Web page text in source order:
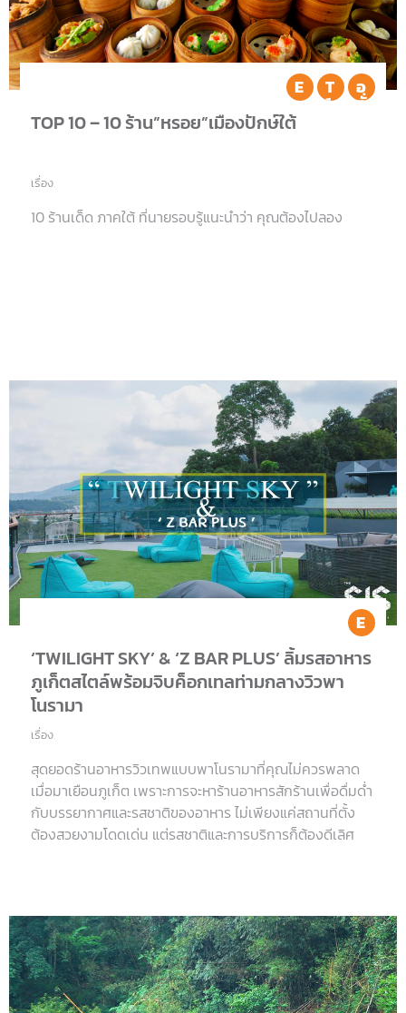
EatTOP
10
อ
ทั่ว
TOP 10 – 10 ร้าน”หรอย”เมืองปักษ์ใต้
เรื่อง
10 ร้านเด็ด ภาคใต้ ที่นายรอบรู้แนะนำว่า คุณต้องไปลอง
‘TWILIGHT SKY’ & ‘Z BAR PLUS’ ลิ้มรสอาหาร
ภูเก็ตสไตล์พร้อมจิบค็อกเทลท่ามกลางวิวพา
โนรามา
เรื่อง
สุดยอดร้านอาหารวิวเทพแบบพาโนรามาที่คุณไม่ควรพลาด
เมื่อมาเยือนภูเก็ต เพราะการจะหาร้านอาหารสักร้านเพื่อดื่มด่ำ
กับบรรยากาศและรสชาติของอาหาร ไม่เพียงแค่สถานที่ตั้ง
ต้องสวยงามโดดเด่น แต่รสชาติและการบริการก็ต้องดีเลิศ